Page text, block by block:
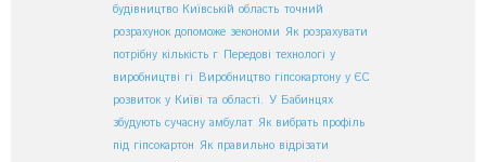
будівництво Київській область точний
розрахунок допоможе зекономи Як розрахувати
потрібну кількість г Передові технологі у
виробництві гі Виробництво гіпсокартону у ЄС
розвиток у Київі та області. У Бабинцях
збудують сучасну амбулат Як вибрать профіль
під гіпсокартон Як правильно відрізати